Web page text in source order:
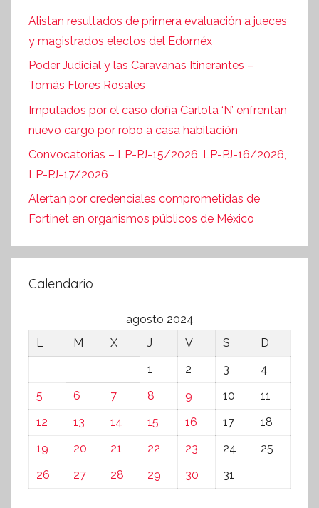
Alistan resultados de primera evaluación a jueces
y magistrados electos del Edoméx
Poder Judicial y las Caravanas Itinerantes –
Tomás Flores Rosales
Imputados por el caso doña Carlota ‘N’ enfrentan
nuevo cargo por robo a casa habitación
Convocatorias – LP-PJ-15/2026, LP-PJ-16/2026,
LP-PJ-17/2026
Alertan por credenciales comprometidas de
Fortinet en organismos públicos de México
Calendario
agosto 2024
L
M X J V S
D
1
2 3
4
5
6 7 8 9 10
11
12
13 14 15 16 17
18
19
20 21 22 23 24
25
26
27 28 29 30 31